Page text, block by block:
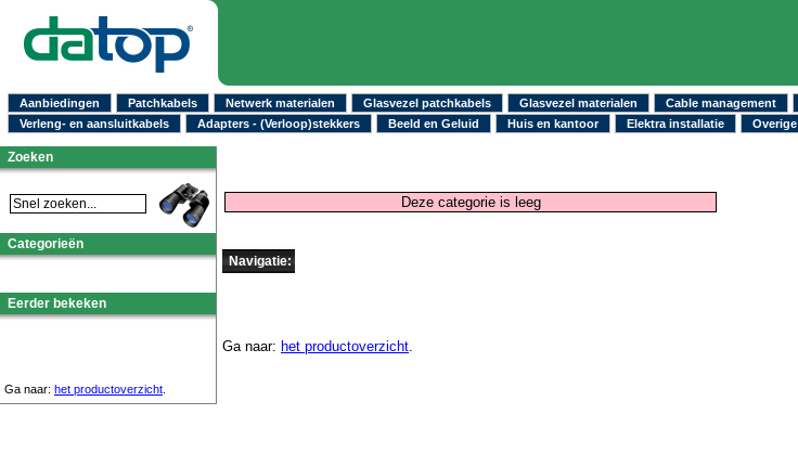
Aanbiedingen Patchkabels Netwerk materialen Glasvezel patchkabels Glasvezel materialen Cable management
Verleng- en aansluitkabels
Adapters - (Verloop)stekkers Beeld en Geluid Huis en kantoor Elektra installatie Overige
Deze categorie is leeg
Navigatie:
Ga naar: het productoverzicht.
Zoeken
Categorieën
Eerder bekeken
Ga naar: het productoverzicht